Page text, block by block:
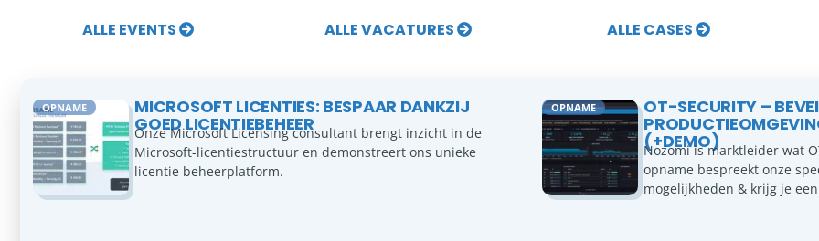
ALLE EVENTS ALLE VACATURES ALLE CASES
OPNAME MICROSOFT LICENTIES: BESPAAR DANKZIJ
GOED LICENTIEBEHEER
Onze Microsoft Licensing consultant brengt inzicht in de
Microsoft-licentiestructuur en demonstreert ons unieke
licentie beheerplatform.
OPNAME OT-SECURITY –
(+DEMO)
Nozomi is marktleider wat
opname bespreekt onze
mogelijkheden & krijg je